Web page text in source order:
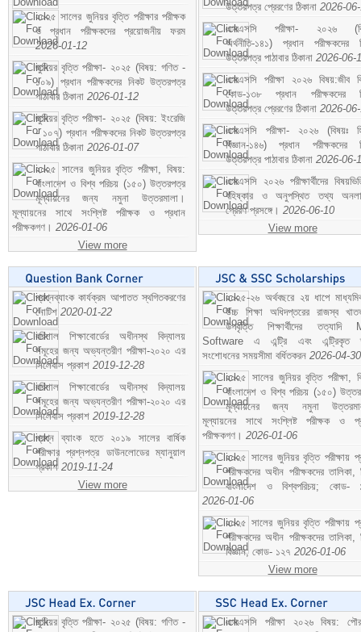
২০২৫ সালের জুনিয়র বৃত্তি পরীক্ষার পরীক্ষক
ও প্রধান পরীক্ষকদের প্রয়োজনীয় ফরম
2026-01-12
জুনিয়র বৃত্তি পরীক্ষা- ২০২৫ (বিষয়: গণিত -
১০৯) প্রধান পরীক্ষকদের নিকট উত্তরপত্র
পাঠাবার ঠিকানা 2026-01-12
জুনিয়র বৃত্তি পরীক্ষা- ২০২৫ (বিষয়: ইংরেজি
- ১০৭) প্রধান পরীক্ষকদের নিকট উত্তরপত্র
পাঠাবার ঠিকানা 2026-01-07
২০২৫ সালের জুনিয়র বৃত্তি পরীক্ষা, বিষয়:
বাংলাদেশ ও বিশ্ব পরিচয় (১৫০) উত্তরপত্র
মূল্যায়নের জন্য নমুনা উত্তরমালা।
মূল্যায়নের সাথে সংশ্লিষ্ট পরীক্ষক ও প্রধান
পরীক্ষকগণ। 2026-01-06
View more
উত্তরপত্র প্রেরণের ঠিকানা 2026-
এসএসসি পরীক্ষা- ২০২৬
অর্থনীতি-১৪১) প্রধান পরীক্ষকদের
উত্তরপত্র পাঠাবার ঠিকানা 2026-06-
এসএসসি পরীক্ষা ২০২৬ বিষয়:জীব
কোড-১৩৮ প্রধান পরীক্ষকদের
উত্তরপত্র প্রেরণের ঠিকানা 2026-
এসএসসি পরীক্ষা- ২০২৬ (বিষয়ঃ
বিজ্ঞান-১৪৬) প্রধান পরীক্ষকদের
উত্তরপত্র পাঠাবার ঠিকানা 2026-06-
এসএসসি ২০২৬ পরীক্ষার্থীদের
বহিষ্কার ও অনুপস্থিত তথ্য
প্রেরণ প্রসঙ্গে। 2026-06-10
View more
প্রশ্নব্যাংক কার্যক্রম আপাতত স্থগিতকরণের
নোটিশ 2020-01-22
বরিশাল শিক্ষাবোর্ডের অধীনস্থ বিদ্যালয়
সমূহের জন্য অভ্যন্তরীণ পরীক্ষা-২০২০ এর
সিলেবাস প্রকাশ 2019-12-28
বরিশাল শিক্ষাবোর্ডের অধীনস্থ বিদ্যালয়
সমূহের জন্য অভ্যন্তরীণ পরীক্ষা-২০২০ এর
সিলেবাস প্রকাশ 2019-12-28
প্রশ্ন ব্যাংক হতে ২০১৯ সালের বার্ষিক
পরীক্ষার প্রশ্নপত্র ডাউনলোডের ম্যানুয়াল
প্রকাশ 2019-11-24
View more
২০২৫-২৬ অর্থবছরে ২য় ধাপে
উচ্চ শিক্ষা অধিদপ্তরের রাজস্ব
উপবৃত্তি শিক্ষার্থীদের তত্যাদি
Software এ এন্ট্রি এবং এন্ট্রিকৃত
সংশোধনের সময়সীমা বর্ধিতকরন 2026-04-30
২০২৫ সালের জুনিয়র বৃত্তি পরীক্ষা,
বাংলাদেশ ও বিশ্ব পরিচয় (১৫০)
মূল্যায়নের জন্য নমুনা
মূল্যায়নের সাথে সংশ্লিষ্ট পরীক্ষক ও
পরীক্ষকগণ। 2026-01-06
২০২৫ সালের জুনিয়র বৃত্তি পরীক্ষায়
পরীক্ষকদের অধীন পরীক্ষকদের তালিকা,
বাংলাদেশ ও বিশ্বপরিচয়; কোড-
2026-01-06
২০২৫ সালের জুনিয়র বৃত্তি পরীক্ষায়
পরীক্ষকদের অধীন পরীক্ষকদের তালিকা,
বিজ্ঞান; কোড- ১২৭ 2026-01-06
View more
জুনিয়র বৃত্তি পরীক্ষা- ২০২৫ (বিষয়: গণিত -
এসএসসি পরীক্ষা ২০২৬ বিষয়: